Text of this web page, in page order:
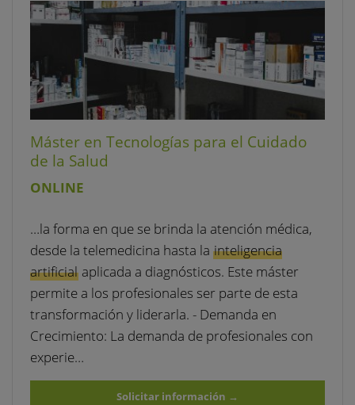
Máster en Tecnologías para el Cuidado
de la Salud
ONLINE
…la forma en que se brinda la atención médica,
desde la telemedicina hasta la inteligencia
artificialaplicada a diagnósticos. Este máster
permite a los profesionales ser parte de esta
transformación y liderarla. - Demanda en
Crecimiento: La demanda de profesionales con
experie…
Solicitar información →